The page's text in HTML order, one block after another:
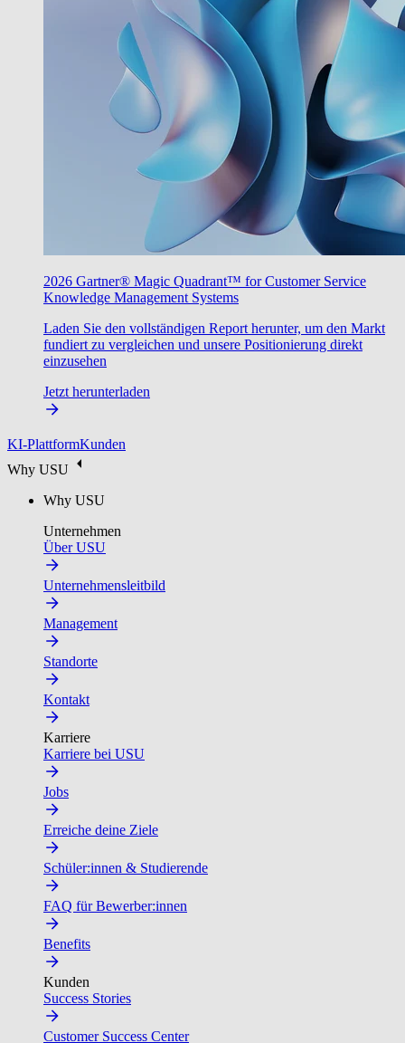
2026 Gartner® Magic Quadrant™ for Customer Service
Knowledge Management Systems
Laden Sie den vollständigen Report herunter, um den Markt
fundiert zu vergleichen und unsere Positionierung direkt
einzusehen
Jetzt herunterladen
KI-PlattformKunden
Why USU
Why USU
Unternehmen
Über USU
Unternehmensleitbild
Management
Standorte
Kontakt
Karriere
Karriere bei USU
Jobs
Erreiche deine Ziele
Schüler:innen & Studierende
FAQ für Bewerber:innen
Benefits
Kunden
Success Stories
Customer Success Center